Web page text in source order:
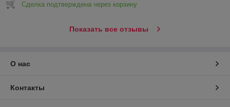
Сделка подтверждена через корзину
Показать все отзывы
О нас
Контакты